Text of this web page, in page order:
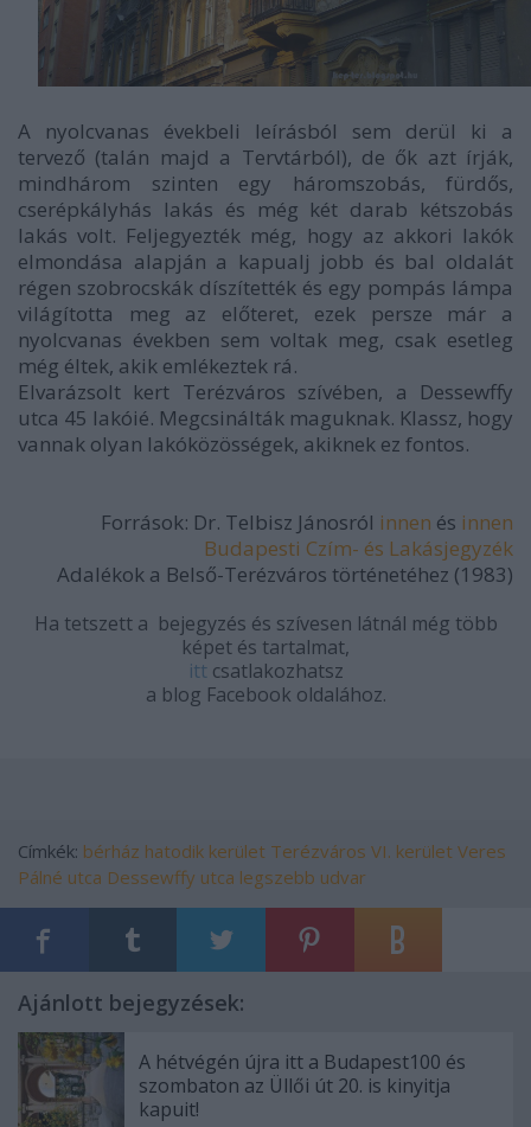
A nyolcvanas évekbeli leírásból sem derül ki a
tervező (talán majd a Tervtárból), de ők azt írják,
mindhárom szinten egy háromszobás, fürdős,
cserépkályhás lakás és még két darab kétszobás
lakás volt. Feljegyezték még, hogy az akkori lakók
elmondása alapján a kapualj jobb és bal oldalát
régen szobrocskák díszítették és egy pompás lámpa
világította meg az előteret, ezek persze már a
nyolcvanas években sem voltak meg, csak esetleg
még éltek, akik emlékeztek rá.
Elvarázsolt kert Terézváros szívében, a Dessewffy
utca 45 lakóié. Megcsinálták maguknak. Klassz, hogy
vannak olyan lakóközösségek, akiknek ez fontos.
Források: Dr. Telbisz Jánosról innen és innen
Budapesti Czím- és Lakásjegyzék
Adalékok a Belső-Terézváros történetéhez (1983)
Ha tetszett a bejegyzés és szívesen látnál még több
képet és tartalmat,
ittcsatlakozhatsz
a blog Facebook oldalához.
Címkék: bérház hatodik kerület Terézváros VI. kerület Veres
Pálné utca Dessewffy utca legszebb udvar
Ajánlott bejegyzések:
A hétvégén újra itt a Budapest100 és
szombaton az Üllői út 20. is kinyitja
kapuit!